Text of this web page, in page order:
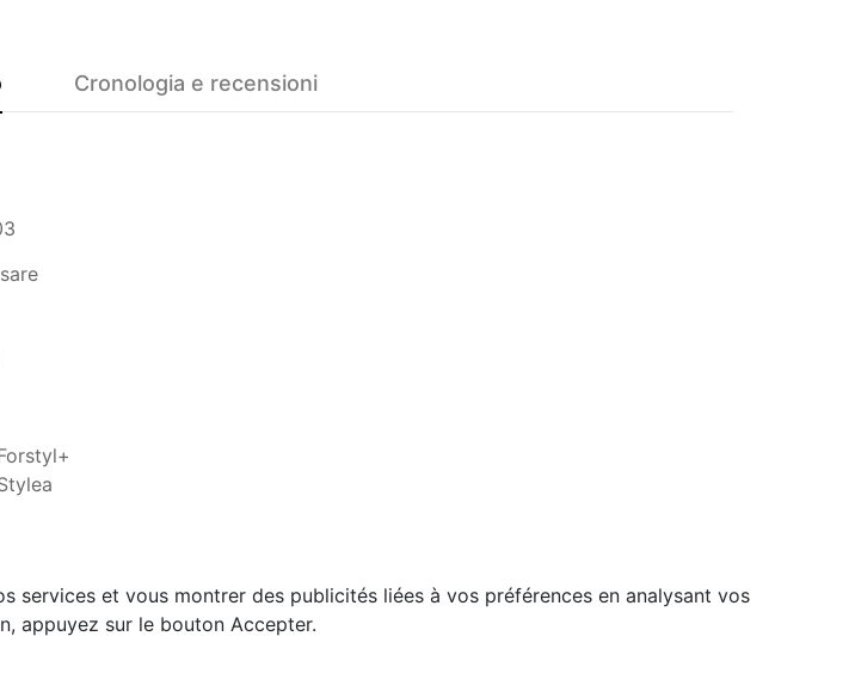
Cronologia e recensioni
services et vous montrer des publicités liées à vos préférences en analysant vos
appuyez sur le bouton Accepter.